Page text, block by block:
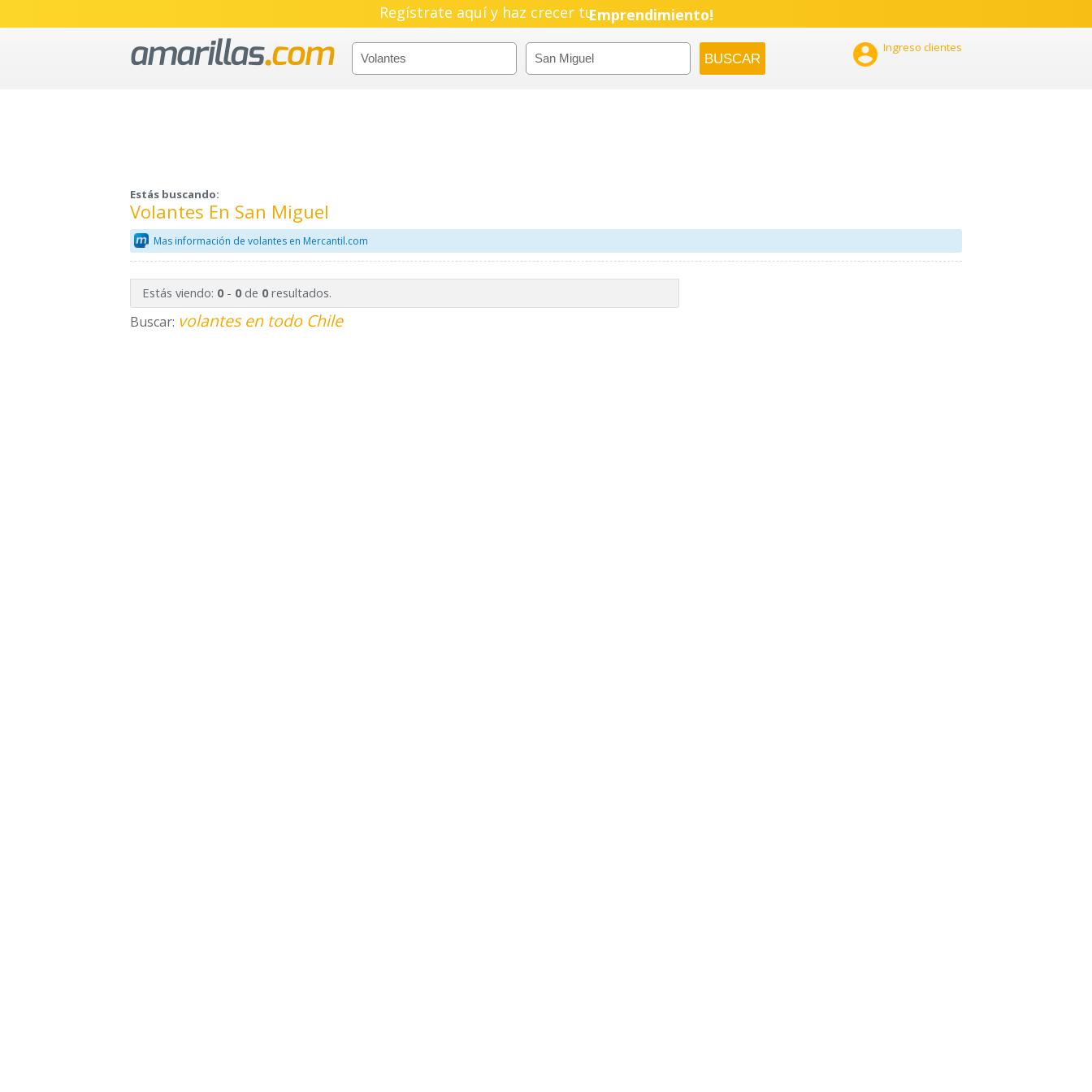
Regístrate aquí y haz crecer tuPyme!
 Ingreso clientes
Estás buscando:
Volantes En San Miguel
Mas información de volantes en Mercantil.com
Estás viendo: 0- 0de 0resultados.
Buscar: volantes en todo Chile